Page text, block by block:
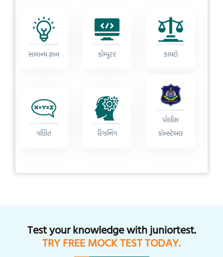
સામાન્ય જ્ઞાન કોમ્પુટર કાયદો
ગણિત રિઝનિંગ
પોલીસ
કોન્સ્ટેબલ
Test your knowledge with juniortest.
TRY FREE MOCK TEST TODAY.